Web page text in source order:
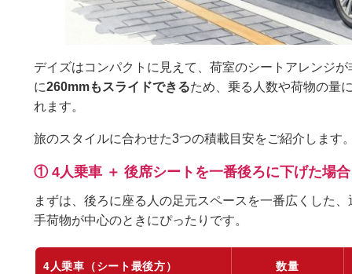
デイズはコンパクトに見えて、荷室のシートアレンジ
に260mmもスライドできるため、乗る人数や荷物の量
れます。
旅のスタイルに合わせた3つの積載目安をご紹介します
① 4人乗車 ＋ 後席シートを一番後ろに下げた場合
まずは、後ろに座る人の足元スペースを一番広くした
手荷物が中心のときにぴったりです。
4人乗車（シート最後方） 数量